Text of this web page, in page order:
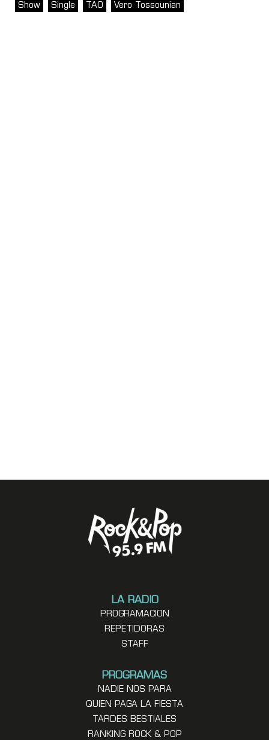
Show Single TAO Vero Tossounian
LA RADIO
PROGRAMACION
REPETIDORAS
STAFF
PROGRAMAS
NADIE NOS PARA
QUIEN PAGA LA FIESTA
TARDES BESTIALES
RANKING ROCK & POP